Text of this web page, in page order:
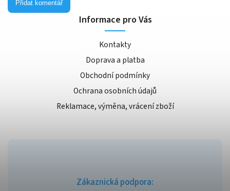
Přidat komentář
Zákaznická podpora:
Informace pro Vás
Kontakty
Doprava a platba
Obchodní podmínky
Ochrana osobních údajů
Reklamace, výměna, vrácení zboží